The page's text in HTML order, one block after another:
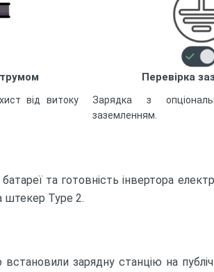
від витоку
Перевірка
Зарядка з
заземленням.
та готовність інвертора
штекер Type 2.
зарядну станцію на